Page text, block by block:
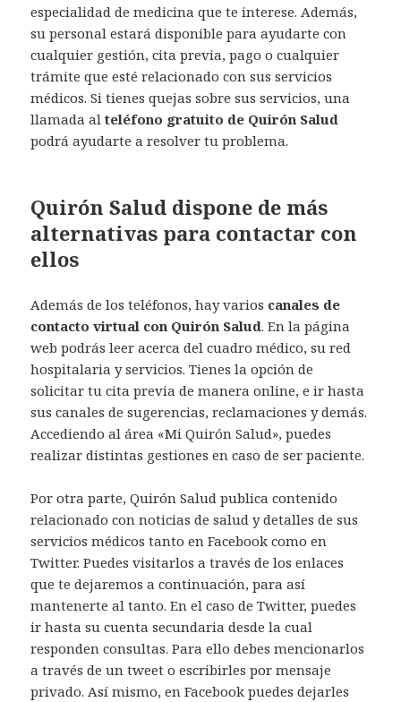
especialidad de medicina que te interese. Además,
su personal estará disponible para ayudarte con
cualquier gestión, cita previa, pago o cualquier
trámite que esté relacionado con sus servicios
médicos. Si tienes quejas sobre sus servicios, una
llamada alteléfono gratuito de Quirón Salud
podrá ayudarte a resolver tu problema.
Quirón Salud dispone de más
alternativas para contactar con
ellos
Además de los teléfonos, hay varios canales de
contacto virtual con Quirón Salud. En la página
web podrás leer acerca del cuadro médico, su red
hospitalaria y servicios. Tienes la opción de
solicitar tu cita previa de manera online, e ir hasta
sus canales de sugerencias, reclamaciones y demás.
Accediendo al área «Mi Quirón Salud», puedes
realizar distintas gestiones en caso de ser paciente.
Por otra parte, Quirón Salud publica contenido
relacionado con noticias de salud y detalles de sus
servicios médicos tanto en Facebook como en
Twitter. Puedes visitarlos a través de los enlaces
que te dejaremos a continuación, para así
mantenerte al tanto. En el caso de Twitter, puedes
ir hasta su cuenta secundaria desde la cual
responden consultas. Para ello debes mencionarlos
a través de un tweet o escribirles por mensaje
privado. Así mismo, en Facebook puedes dejarles